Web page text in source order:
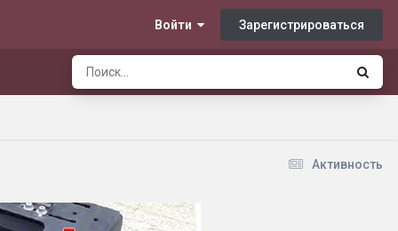
Войти Зарегистрироваться
Активность